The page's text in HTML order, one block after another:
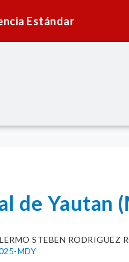
Estándar
de Yautan
STEBEN RODRIGUEZ
MDY